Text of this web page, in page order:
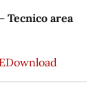
Tecnico area
Download